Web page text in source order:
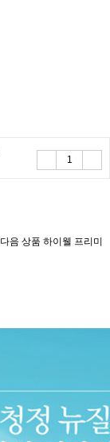
다음 상품 하이웰 프리미